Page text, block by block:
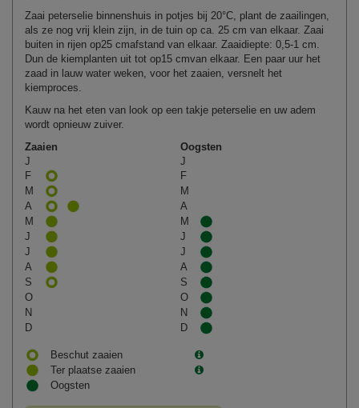
Zaai peterselie binnenshuis in potjes bij 20°C, plant de zaailingen,
als ze nog vrij klein zijn, in de tuin op ca. 25 cm van elkaar. Zaai
buiten in rijen op25 cmafstand van elkaar. Zaaidiepte: 0,5‑1 cm.
Dun de kiemplanten uit tot op15 cmvan elkaar. Een paar uur het
zaad in lauw water weken, voor het zaaien, versnelt het
kiemproces.
Kauw na het eten van look op een takje peterselie en uw adem
wordt opnieuw zuiver.
Zaaien
Oogsten
J
J
F
F
M
M
A
A
M
M
J
J
J
J
A
A
S
S
O
O
N
N
D
D
Beschut zaaien
Ter plaatse zaaien
Oogsten